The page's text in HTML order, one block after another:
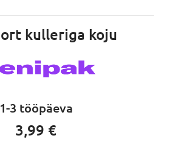
kulleriga koju
1-3 tööpäeva
3,99 €